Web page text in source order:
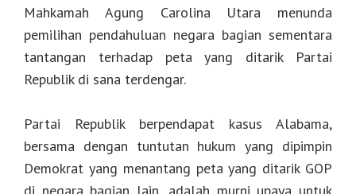
Mahkamah Agung Carolina Utara menunda
pemilihan pendahuluan negara bagian sementara
tantangan terhadap peta yang ditarik Partai
Republik di sana terdengar.
Partai Republik berpendapat kasus Alabama,
bersama dengan tuntutan hukum yang dipimpin
Demokrat yang menantang peta yang ditarik GOP
di negara bagian lain, adalah murni upaya untuk